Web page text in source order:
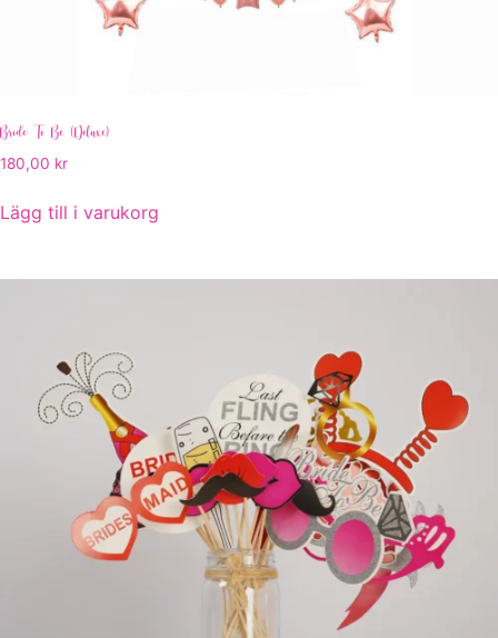
Bride To Be (Deluxe)
180,00 kr
Lägg till i varukorg